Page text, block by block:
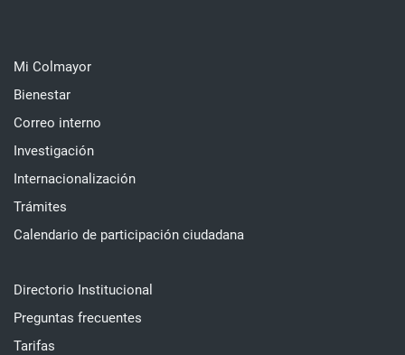
Mi Colmayor
Bienestar
Correo interno
Investigación
Internacionalización
Trámites
Calendario de participación ciudadana
Directorio Institucional
Preguntas frecuentes
Tarifas